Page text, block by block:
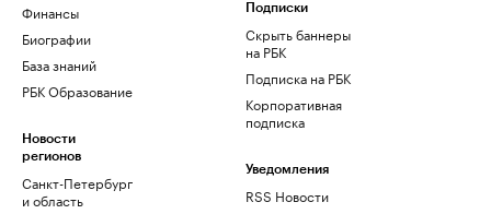
Финансы
Биографии
База знаний
РБК Образование
Новости
регионов
Санкт-Петербург
и область
Подписки
Скрыть баннеры
на РБК
Подписка на РБК
Корпоративная
подписка
Уведомления
RSS Новости